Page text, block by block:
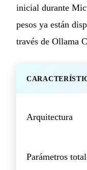
inicial durante
pesos ya están
través de Ollama
Arquitectura
Parámetros